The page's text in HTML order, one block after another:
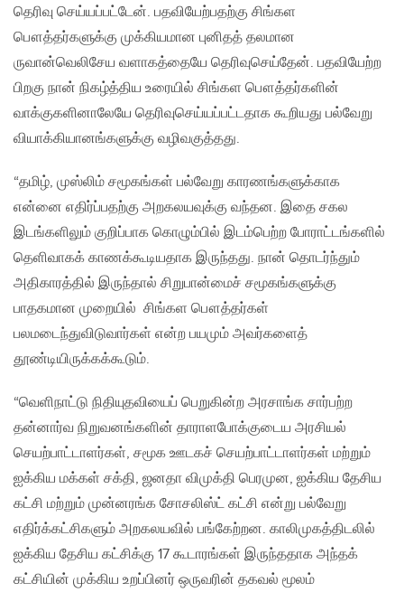
தெரிவு செய்யப்பட்டேன். பதவியேற்பதற்கு சிங்கள
பௌத்தர்களுக்கு முக்கியமான புனிதத் தலமான
ருவான்வெலிசேய வளாகத்தையே தெரிவுசெய்தேன். பதவியேற்ற
பிறகு நான் நிகழ்த்திய உரையில் சிங்கள பௌத்தர்களின்
வாக்குகளினாலேயே தெரிவுசெய்யப்பட்டதாக கூறியது பல்வேறு
வியாக்கியானங்களுக்கு வழிவகுத்தது.
“தமிழ், முஸ்லிம் சமூகங்கள் பல்வேறு காரணங்களுக்காக
என்னை எதிர்ப்பதற்கு அறகலயவுக்கு வந்தன. இதை சகல
இடங்களிலும் குறிப்பாக கொழும்பில் இடம்பெற்ற போராட்டங்களில்
தெளிவாகக் காணக்கூடியதாக இருந்தது. நான் தொடர்ந்தும்
அதிகாரத்தில் இருந்தால் சிறுபான்மைச் சமூகங்களுக்கு
பாதகமான முறையில் சிங்கள பௌத்தர்கள்
பலமடைந்துவிடுவார்கள் என்ற பயமும் அவர்களைத்
தூண்டியிருக்கக்கூடும்.
“வெளிநாட்டு நிதியுதவியைப் பெறுகின்ற அரசாங்க சார்பற்ற
தன்னார்வ நிறுவனங்களின் தாராளபோக்குடைய அரசியல்
செயற்பாட்டாளர்கள், சமூக ஊடகச் செயற்பாட்டாளர்கள் மற்றும்
ஐக்கிய மக்கள் சக்தி, ஜனதா விமுக்தி பெரமுன, ஐக்கிய தேசிய
கட்சி மற்றும் முன்னரங்க சோசலிஸ்ட் கட்சி என்று பல்வேறு
எதிர்க்கட்சிகளும் அறகலயவில் பங்கேற்றன. காலிமுகத்திடலில்
ஐக்கிய தேசிய கட்சிக்கு 17 கூடாரங்கள் இருந்ததாக அந்தக்
கட்சியின் முக்கிய உறப்பினர் ஒருவரின் தகவல் மூலம்